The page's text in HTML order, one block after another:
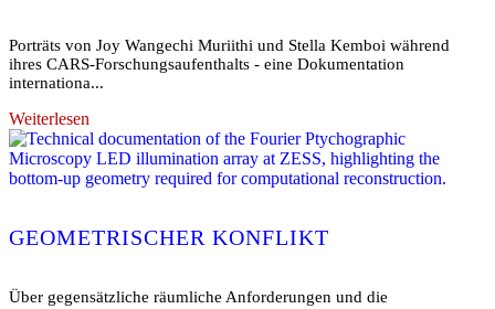
Porträts von Joy Wangechi Muriithi und Stella Kemboi während
ihres CARS-Forschungsaufenthalts - eine Dokumentation
internationa...
Weiterlesen
GEOMETRISCHER KONFLIKT
Über gegensätzliche räumliche Anforderungen und die